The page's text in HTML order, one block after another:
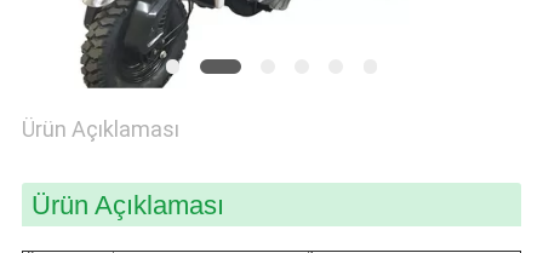
PRIVACY
POLICY
Ürün Açıklaması
Ürün Açıklaması